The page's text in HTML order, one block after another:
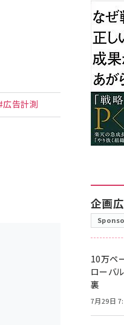
広告計測
企画
10万ペ
ローバ
裏
7月29日